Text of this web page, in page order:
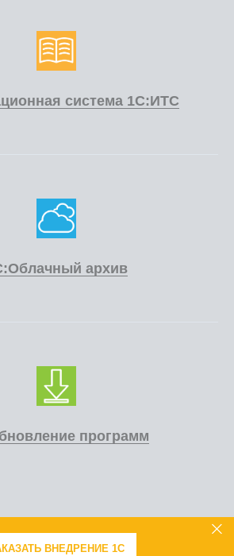
система 1С:ИТС
архив
программ
ВНЕДРЕНИЕ 1С